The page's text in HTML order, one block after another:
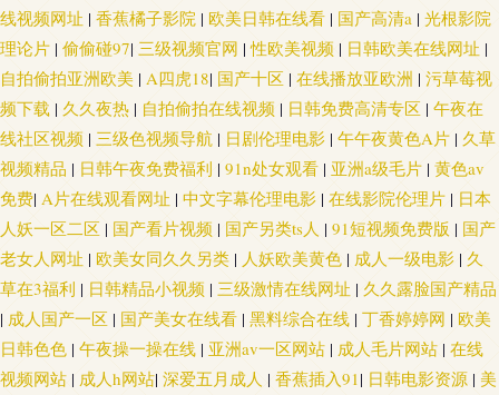
线视频网址 | 香蕉橘子影院 | 欧美日韩在线看 | 国产高清a | 光根影院
理论片 | 偷偷碰97| 三级视频官网 |性欧美视频 | 日韩欧美在线网址 |
自拍偷拍亚洲欧美 | A四虎18| 国产十区 | 在线播放亚欧洲 | 污草莓视
频下载 | 久久夜热 | 自拍偷拍在线视频 | 日韩免费高清专区 | 午夜在
线社区视频 | 三级色视频导航 | 日剧伦理电影 | 午午夜黄色A片 | 久草
视频精品 | 日韩午夜免费福利 | 91n处女观看 | 亚洲a级毛片 | 黄色av
免费| A片在线观看网址 | 中文字幕伦理电影 | 在线影院伦理片 | 日本
人妖一区二区 | 国产看片视频 | 国产另类ts人 | 91短视频免费版 | 国产
老女人网址 | 欧美女同久久另类 | 人妖欧美黄色 | 成人一级电影 | 久
草在3福利 | 日韩精品小视频 | 三级激情在线网址 | 久久露脸国产精品
| 成人国产一区 | 国产美女在线看 | 黑料综合在线 | 丁香婷婷网 | 欧美
日韩色色 | 午夜操一操在线 | 亚洲av一区网站 | 成人毛片网站 | 在线
视频网站 | 成人h网站| 深爱五月成人 | 香蕉插入91| 日韩电影资源 | 美